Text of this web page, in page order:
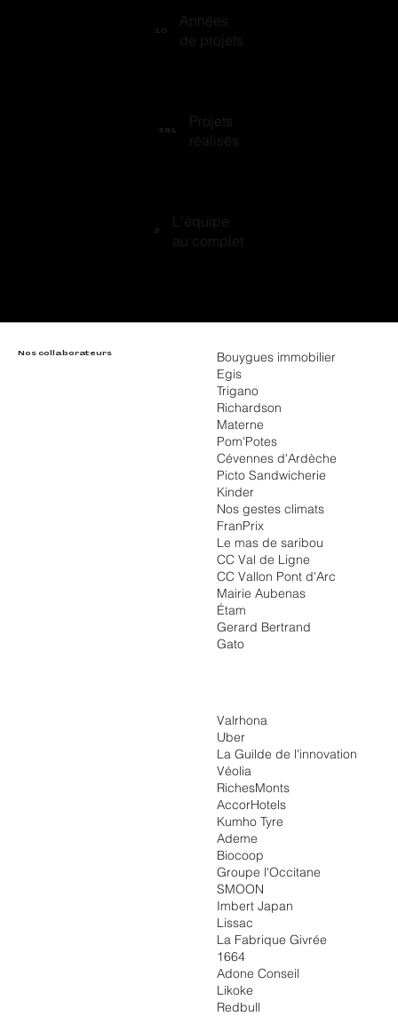
10
Années
de projets
581
Projets
réalisés
2
L'équipe
au complet
Nos collaborateurs
Valrhona
Uber
La Guilde de l'innovation
Véolia
RichesMonts
AccorHotels
Kumho Tyre
Ademe
Biocoop
Groupe l'Occitane
SMOON
Imbert Japan
Lissac
La Fabrique Givrée
1664
Adone Conseil
Likoke
Redbull
Bouygues immobilier
Egis
Trigano
Richardson
Materne
Pom'Potes
Cévennes d'Ardèche
Picto Sandwicherie
Kinder
Nos gestes climats
FranPrix
Le mas de saribou
CC Val de Ligne
CC Vallon Pont d'Arc
Mairie Aubenas
Étam
Gerard Bertrand
Gato